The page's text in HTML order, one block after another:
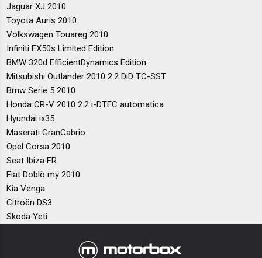
Jaguar XJ 2010
Toyota Auris 2010
Volkswagen Touareg 2010
Infiniti FX50s Limited Edition
BMW 320d EfficientDynamics Edition
Mitsubishi Outlander 2010 2.2 DiD TC-SST
Bmw Serie 5 2010
Honda CR-V 2010 2.2 i-DTEC automatica
Hyundai ix35
Maserati GranCabrio
Opel Corsa 2010
Seat Ibiza FR
Fiat Doblò my 2010
Kia Venga
Citroën DS3
Skoda Yeti